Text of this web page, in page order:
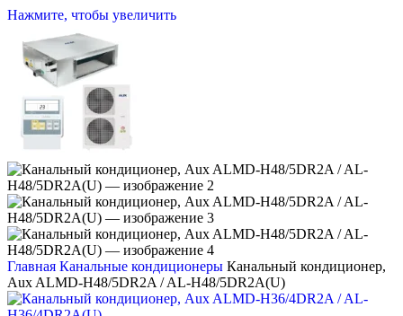
Нажмите, чтобы увеличить
Главная Канальные кондиционеры Канальный кондиционер,
Aux ALMD-H48/5DR2A / AL-H48/5DR2A(U)